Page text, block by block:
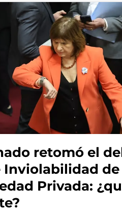
retomó el
Inviolabilidad de
Privada: